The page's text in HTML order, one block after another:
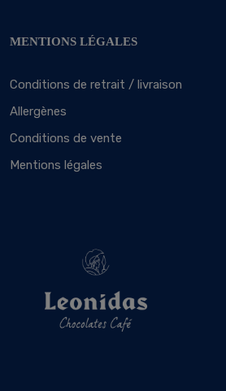
MENTIONS LÉGALES
Conditions de retrait / livraison
Allergènes
Conditions de vente
Mentions légales